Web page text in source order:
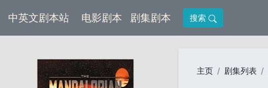
中英文剧本站 电影剧本 (current)
剧集剧本 (current)
搜索
主页 剧集列表